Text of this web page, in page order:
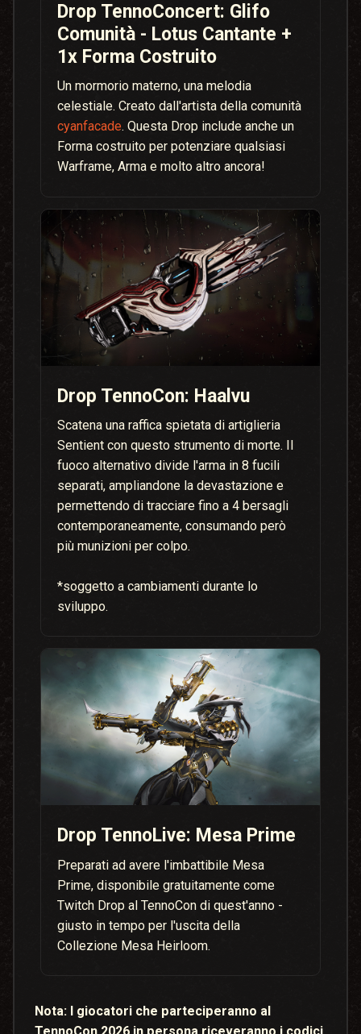
Drop TennoConcert: Glifo
Comunità - Lotus Cantante +
1x Forma Costruito
Un mormorio materno, una melodia
celestiale. Creato dall'artista della comunità
cyanfacade. Questa Drop include anche un
Forma costruito per potenziare qualsiasi
Warframe, Arma e molto altro ancora!
Drop TennoCon: Haalvu
Scatena una raffica spietata di artiglieria
Sentient con questo strumento di morte. Il
fuoco alternativo divide l'arma in 8 fucili
separati, ampliandone la devastazione e
permettendo di tracciare fino a 4 bersagli
contemporaneamente, consumando però
più munizioni per colpo.
*soggetto a cambiamenti durante lo
sviluppo.
Drop TennoLive: Mesa Prime
Preparati ad avere l'imbattibile Mesa
Prime, disponibile gratuitamente come
Twitch Drop al TennoCon di quest'anno -
giusto in tempo per l'uscita della
Collezione Mesa Heirloom.
Nota: I giocatori che parteciperanno al